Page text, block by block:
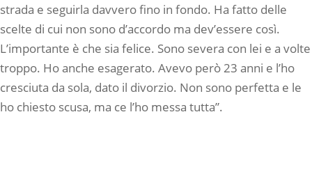
strada e seguirla davvero fino in fondo. Ha fatto delle
scelte di cui non sono d’accordo ma dev’essere così.
L’importante è che sia felice. Sono severa con lei e a volte
troppo. Ho anche esagerato. Avevo però 23 anni e l’ho
cresciuta da sola, dato il divorzio. Non sono perfetta e le
ho chiesto scusa, ma ce l’ho messa tutta”.